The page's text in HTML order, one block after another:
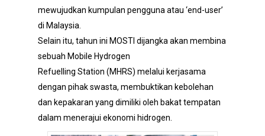
mewujudkan kumpulan pengguna atau ‘end-user’
di Malaysia.
Selain itu, tahun ini MOSTI dijangka akan membina
sebuah Mobile Hydrogen
Refuelling Station (MHRS) melalui kerjasama
dengan pihak swasta, membuktikan kebolehan
dan kepakaran yang dimiliki oleh bakat tempatan
dalam menerajui ekonomi hidrogen.